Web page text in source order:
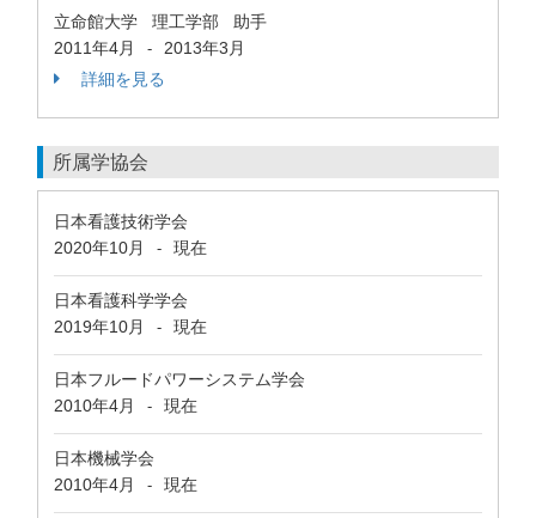
立命館大学 理工学部 助手
2011年4月
-
2013年3月
詳細を見る
所属学協会
日本看護技術学会
2020年10月
- 現在
日本看護科学学会
2019年10月
- 現在
日本フルードパワーシステム学会
2010年4月
- 現在
日本機械学会
2010年4月
- 現在